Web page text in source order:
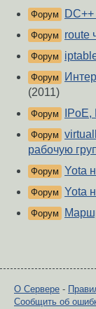
Форум
Форум route
Форум
Форум
(2011)
Форум
Форум
рабочую
Форум Yota
Форум Yota
Форум
О Сервере -
Сообщить об